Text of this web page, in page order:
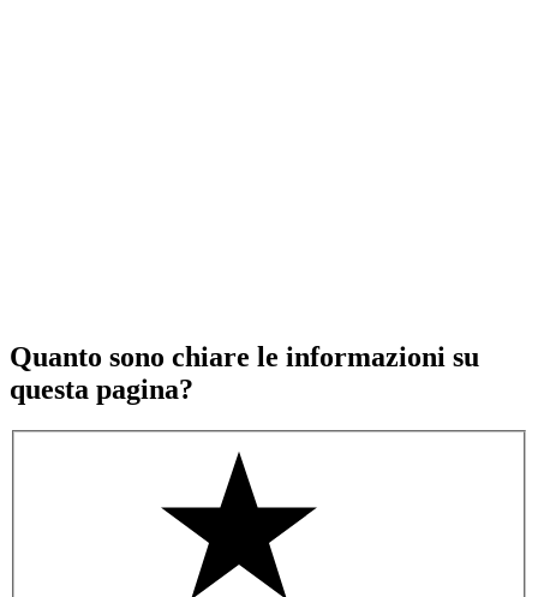
Quanto sono chiare le informazioni su
questa pagina?